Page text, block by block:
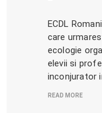
ECDL
care
ecologie
elevii si
inconjurator
READ MORE